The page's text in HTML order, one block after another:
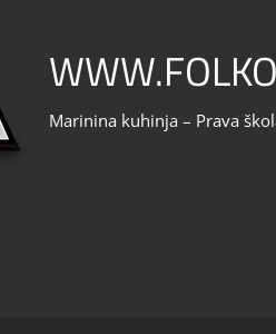
Marinina kuhinja – Prava